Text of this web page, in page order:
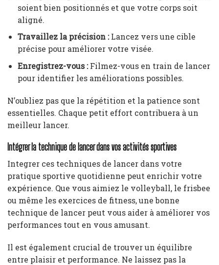
soient bien positionnés et que votre corps soit
aligné.
Travaillez la précision :Lancez vers une cible
précise pour améliorer votre visée.
Enregistrez-vous :Filmez-vous en train de lancer
pour identifier les améliorations possibles.
N’oubliez pas que la répétition et la patience sont
essentielles. Chaque petit effort contribuera à un
meilleur lancer.
Intégrer la technique de lancer dans vos activités sportives
Integrer ces techniques de lancer dans votre
pratique sportive quotidienne peut enrichir votre
expérience. Que vous aimiez le volleyball, le frisbee
ou même les exercices de fitness, une bonne
technique de lancer peut vous aider à améliorer vos
performances tout en vous amusant.
Il est également crucial de trouver un équilibre
entre plaisir et performance. Ne laissez pas la